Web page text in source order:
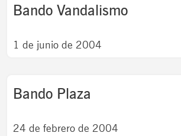
Bando Vandalismo
1 de junio de 2004
Bando Plaza
24 de febrero de 2004